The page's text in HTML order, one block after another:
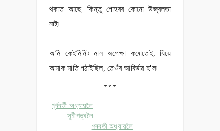
থকাত আছে, কিন্তু পোহৰৰ কোনো উজ্বলতা
নাই৷
আমি কেইমিনিট মান অপেক্ষা কৰোতেই, যিয়ে
আমাক মাতি পঠাইছিল, তেওঁৰ আবিৰ্ভাৱ হ'ল৷
***
পূৰ্ববৰ্তী অধ্যায়লৈ
সূচীপত্ৰলৈ
পৰবৰ্তী অধ্যায়লৈ